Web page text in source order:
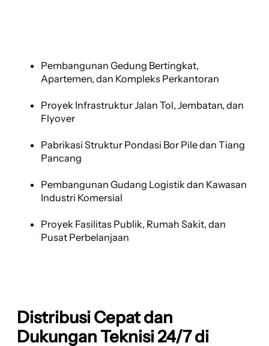
Pembangunan Gedung Bertingkat,
Apartemen, dan Kompleks Perkantoran
Proyek Infrastruktur Jalan Tol, Jembatan, dan
Flyover
Pabrikasi Struktur Pondasi Bor Pile dan Tiang
Pancang
Pembangunan Gudang Logistik dan Kawasan
Industri Komersial
Proyek Fasilitas Publik, Rumah Sakit, dan
Pusat Perbelanjaan
Distribusi Cepat dan
Dukungan Teknisi 24/7 di